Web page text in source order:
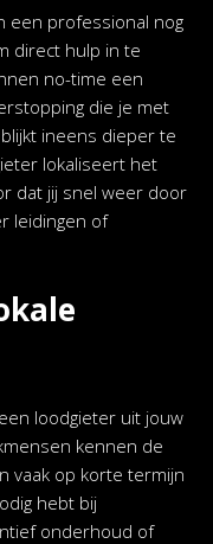
een professional nog
direct hulp in te
no-time een
die je met
ineens dieper te
lokaliseert het
dat jij snel weer door
leidingen of
loodgieter uit jouw
kennen de
vaak op korte termijn
hebt bij
onderhoud of